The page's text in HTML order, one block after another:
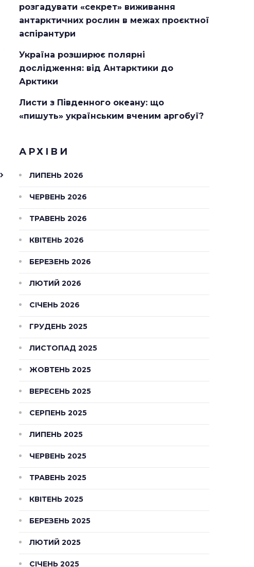
розгадувати «секрет» виживання
антарктичних рослин в межах проєктної
аспірантури
Україна розширює полярні
дослідження: від Антарктики до
Арктики
Листи з Південного океану: що
«пишуть» українським вченим аргобуї?
АРХІВИ
ЛИПЕНЬ 2026
ЧЕРВЕНЬ 2026
ТРАВЕНЬ 2026
КВІТЕНЬ 2026
БЕРЕЗЕНЬ 2026
ЛЮТИЙ 2026
СІЧЕНЬ 2026
ГРУДЕНЬ 2025
ЛИСТОПАД 2025
ЖОВТЕНЬ 2025
ВЕРЕСЕНЬ 2025
СЕРПЕНЬ 2025
ЛИПЕНЬ 2025
ЧЕРВЕНЬ 2025
ТРАВЕНЬ 2025
КВІТЕНЬ 2025
БЕРЕЗЕНЬ 2025
ЛЮТИЙ 2025
СІЧЕНЬ 2025